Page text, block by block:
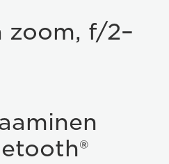
zoom, f/2–